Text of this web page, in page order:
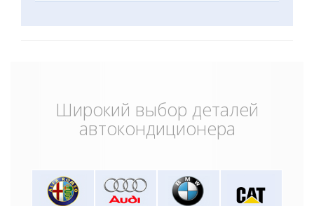
Широкий выбор деталей
автокондиционера